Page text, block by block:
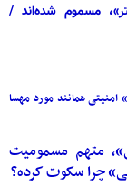
دانش‌آموز دختر»، مسموم شده‌اند /
همانند مورد مهسا
متهم مسمومیت
چرا سکوت کرده‌؟